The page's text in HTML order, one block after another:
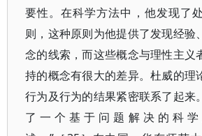
要性。在科学方法中，他发现了
则，这种原则为他提供了发现经验
念的线索，而这些概念与理性主义
持的概念有很大的差异。杜威的理
行为及行为的结果紧密联系了起来
了一个基于问题解决的科